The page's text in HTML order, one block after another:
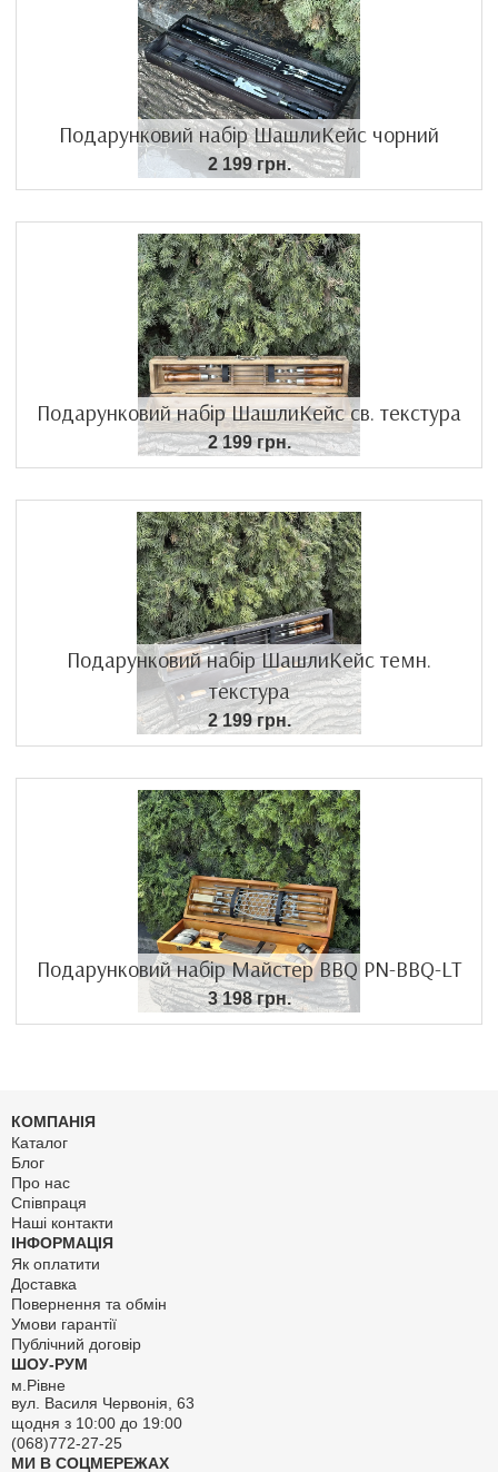
Подарунковий набір ШашлиКейс чорний
2 199 грн.
Подарунковий набір ШашлиКейс св. текстура
2 199 грн.
Подарунковий набір ШашлиКейс темн.
текстура
2 199 грн.
Подарунковий набір Майстер BBQ PN-BBQ-LT
3 198 грн.
КОМПАНІЯ
Каталог
Блог
Про нас
Співпраця
Наші контакти
ІНФОРМАЦІЯ
Як оплатити
Доставка
Повернення та обмін
Умови гарантії
Публічний договір
ШОУ-РУМ
м.Рівне
вул. Василя Червонія, 63
щодня з 10:00 до 19:00
(068)772-27-25
МИ В СОЦМЕРЕЖАХ